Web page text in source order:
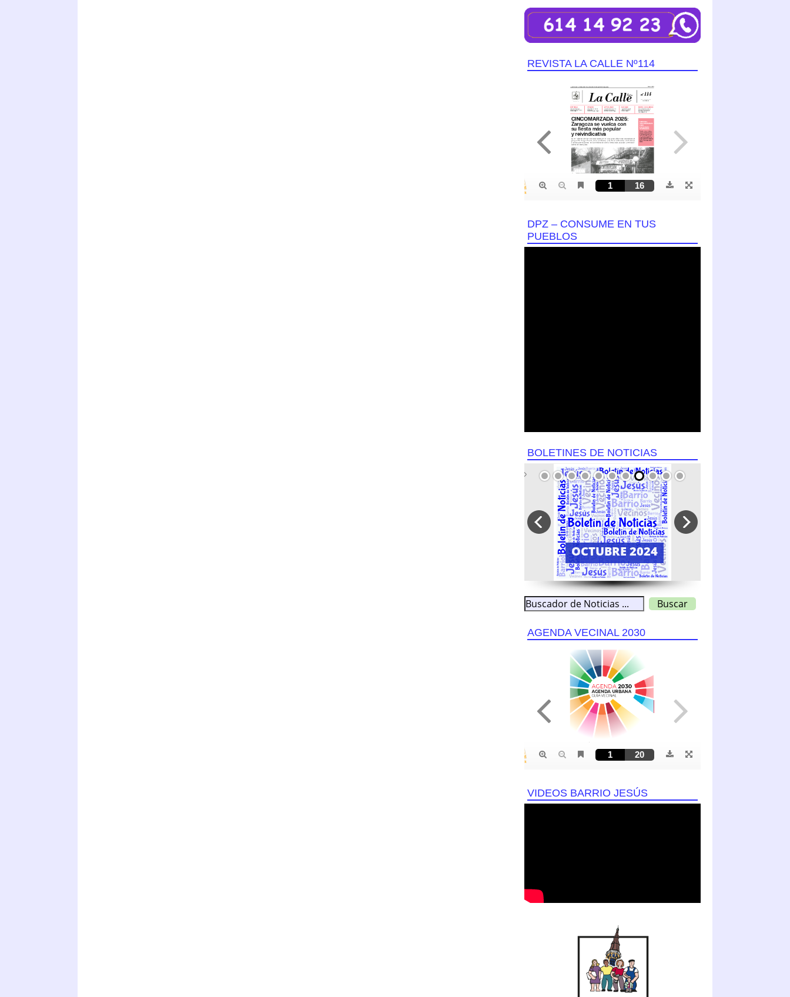
REVISTA LA CALLE Nº114
DPZ – CONSUME EN TUS
PUEBLOS
BOLETINES DE NOTICIAS
SEPTIEMBRE 2024
AGENDA VECINAL 2030
VIDEOS BARRIO JESÚS